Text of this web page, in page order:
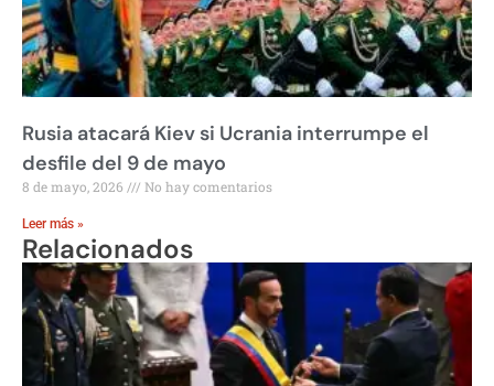
Rusia atacará Kiev si Ucrania interrumpe el
desfile del 9 de mayo
8 de mayo, 2026 No hay comentarios
Leer más »
Relacionados